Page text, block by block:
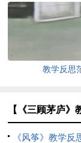
教学反思
【《三顾茅庐》
《风筝》教学反